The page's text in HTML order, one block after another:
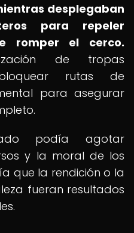
desplegaban
para repeler
romper el cerco.
de tropas
rutas de
para asegurar
podía agotar
y la moral de los
que la rendición o la
fueran resultados